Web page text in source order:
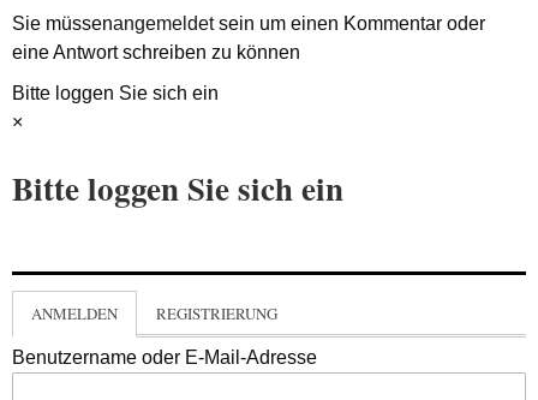
Sie müssenangemeldetsein um einen Kommentar oder
eine Antwort schreiben zu können
Bitte loggen Sie sich ein
×
Bitte loggen Sie sich ein
ANMELDEN REGISTRIERUNG
Benutzername oder E-Mail-Adresse